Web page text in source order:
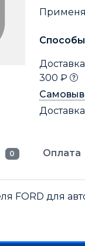
Способы
300 ₽
0 Оплата
FORD для